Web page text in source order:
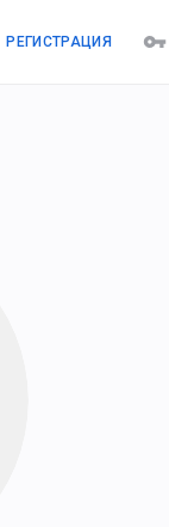
РЕГИСТРАЦИЯ